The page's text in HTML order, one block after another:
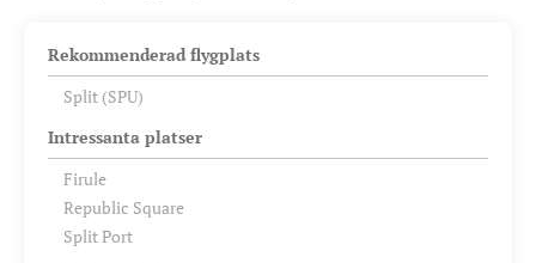
Rekommenderad flygplats
Split (SPU)
Intressanta platser
Firule
Republic Square
Split Port